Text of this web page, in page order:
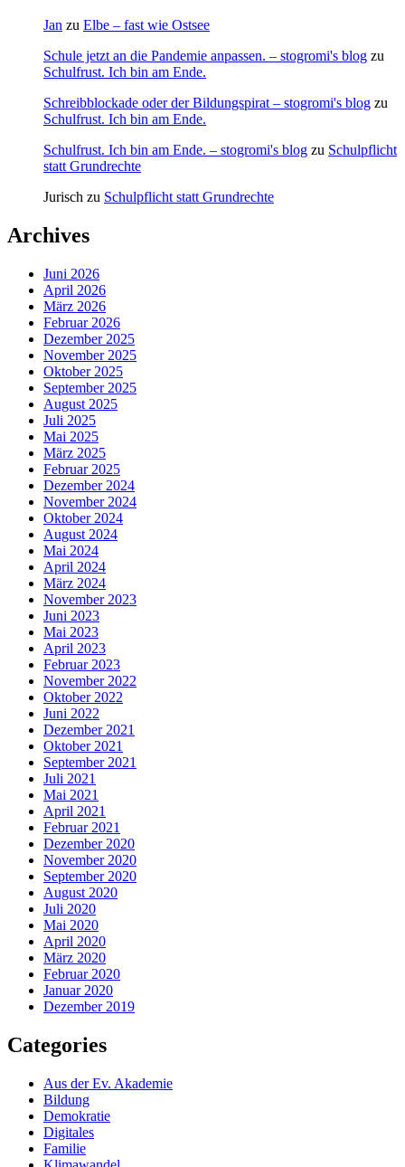
Jan zu Elbe – fast wie Ostsee
Schule jetzt an die Pandemie anpassen. – stogromi's blog zu
Schulfrust. Ich bin am Ende.
Schreibblockade oder der Bildungspirat – stogromi's blog zu
Schulfrust. Ich bin am Ende.
Schulfrust. Ich bin am Ende. – stogromi's blog zu Schulpflicht
statt Grundrechte
Jurisch zu Schulpflicht statt Grundrechte
Archives
Juni 2026
April 2026
März 2026
Februar 2026
Dezember 2025
November 2025
Oktober 2025
September 2025
August 2025
Juli 2025
Mai 2025
März 2025
Februar 2025
Dezember 2024
November 2024
Oktober 2024
August 2024
Mai 2024
April 2024
März 2024
November 2023
Juni 2023
Mai 2023
April 2023
Februar 2023
November 2022
Oktober 2022
Juni 2022
Dezember 2021
Oktober 2021
September 2021
Juli 2021
Mai 2021
April 2021
Februar 2021
Dezember 2020
November 2020
September 2020
August 2020
Juli 2020
Mai 2020
April 2020
März 2020
Februar 2020
Januar 2020
Dezember 2019
Categories
Aus der Ev. Akademie
Bildung
Demokratie
Digitales
Familie